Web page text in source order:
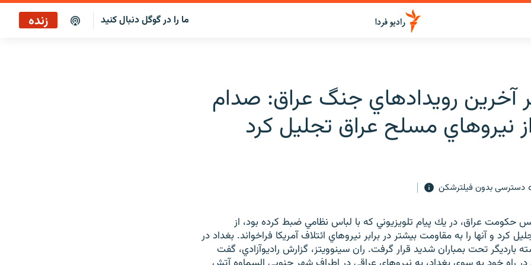
ما را در گوگل دنبال کنید زنده
آخرين رويدادهاي جنگ عراق: صدام
نيروهاي مسلح عراق تجليل كرد
دسترسی بدون فیلترشکن
عراق، در يك پيام تلويزيوني كه با لباس نظامي ضبط كرده بود، از
كرد و آنها را به مقاومت بيشتر در برابر نيروهاي ائتلاف آمريكا فراخواند. بغداد در
بارديگر تحت بمباران شديد قرار گرفت. ران سينوويتز، گزارش راديوآزادي، گفت